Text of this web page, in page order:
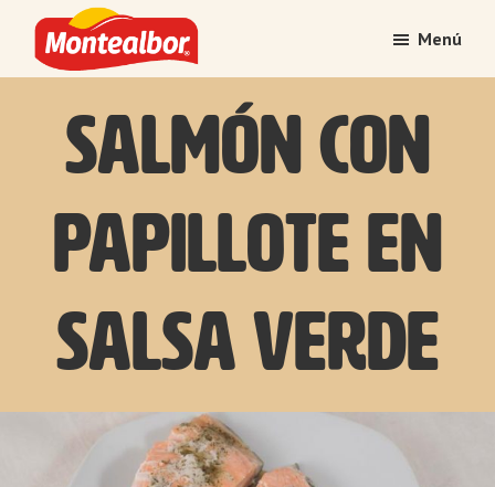
Saltar
contenido
Saltar
pie Montealbor
atesorada
tiempo
Menú
Salmón con
papillote en
Salsa Verde